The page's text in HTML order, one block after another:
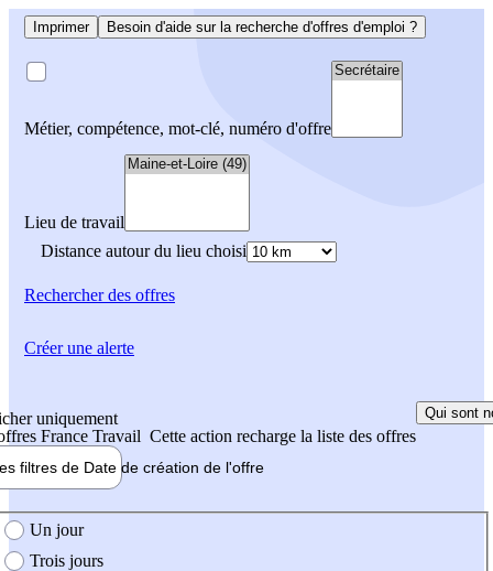
Imprimer Besoin d'aide sur la recherche d'offres d'emploi ?
Métier, compétence, mot-clé, numéro d'offre
Lieu de travail
Distance autour du lieu choisi
Rechercherdes offres
uniquement
France Travail Cette action recharge la liste des offres
Qui sont
filtres de Date de création de l'offre
création de l'offre
Un jour
Trois jours
Créer une alerte